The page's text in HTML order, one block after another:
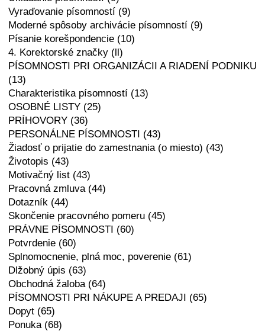
Vyraďovanie písomností (9)
Moderné spôsoby archivácie písomností (9)
Písanie korešpondencie (10)
4. Korektorské značky (ll)
PÍSOMNOSTI PRI ORGANIZÁCII A RIADENÍ PODNIKU
(13)
Charakteristika písomností (13)
OSOBNÉ LISTY (25)
PRÍHOVORY (36)
PERSONÁLNE PÍSOMNOSTI (43)
Žiadosť o prijatie do zamestnania (o miesto) (43)
Životopis (43)
Motivačný list (43)
Pracovná zmluva (44)
Dotazník (44)
Skončenie pracovného pomeru (45)
PRÁVNE PÍSOMNOSTI (60)
Potvrdenie (60)
Splnomocnenie, plná moc, poverenie (61)
Dlžobný úpis (63)
Obchodná žaloba (64)
PÍSOMNOSTI PRI NÁKUPE A PREDAJI (65)
Dopyt (65)
Ponuka (68)